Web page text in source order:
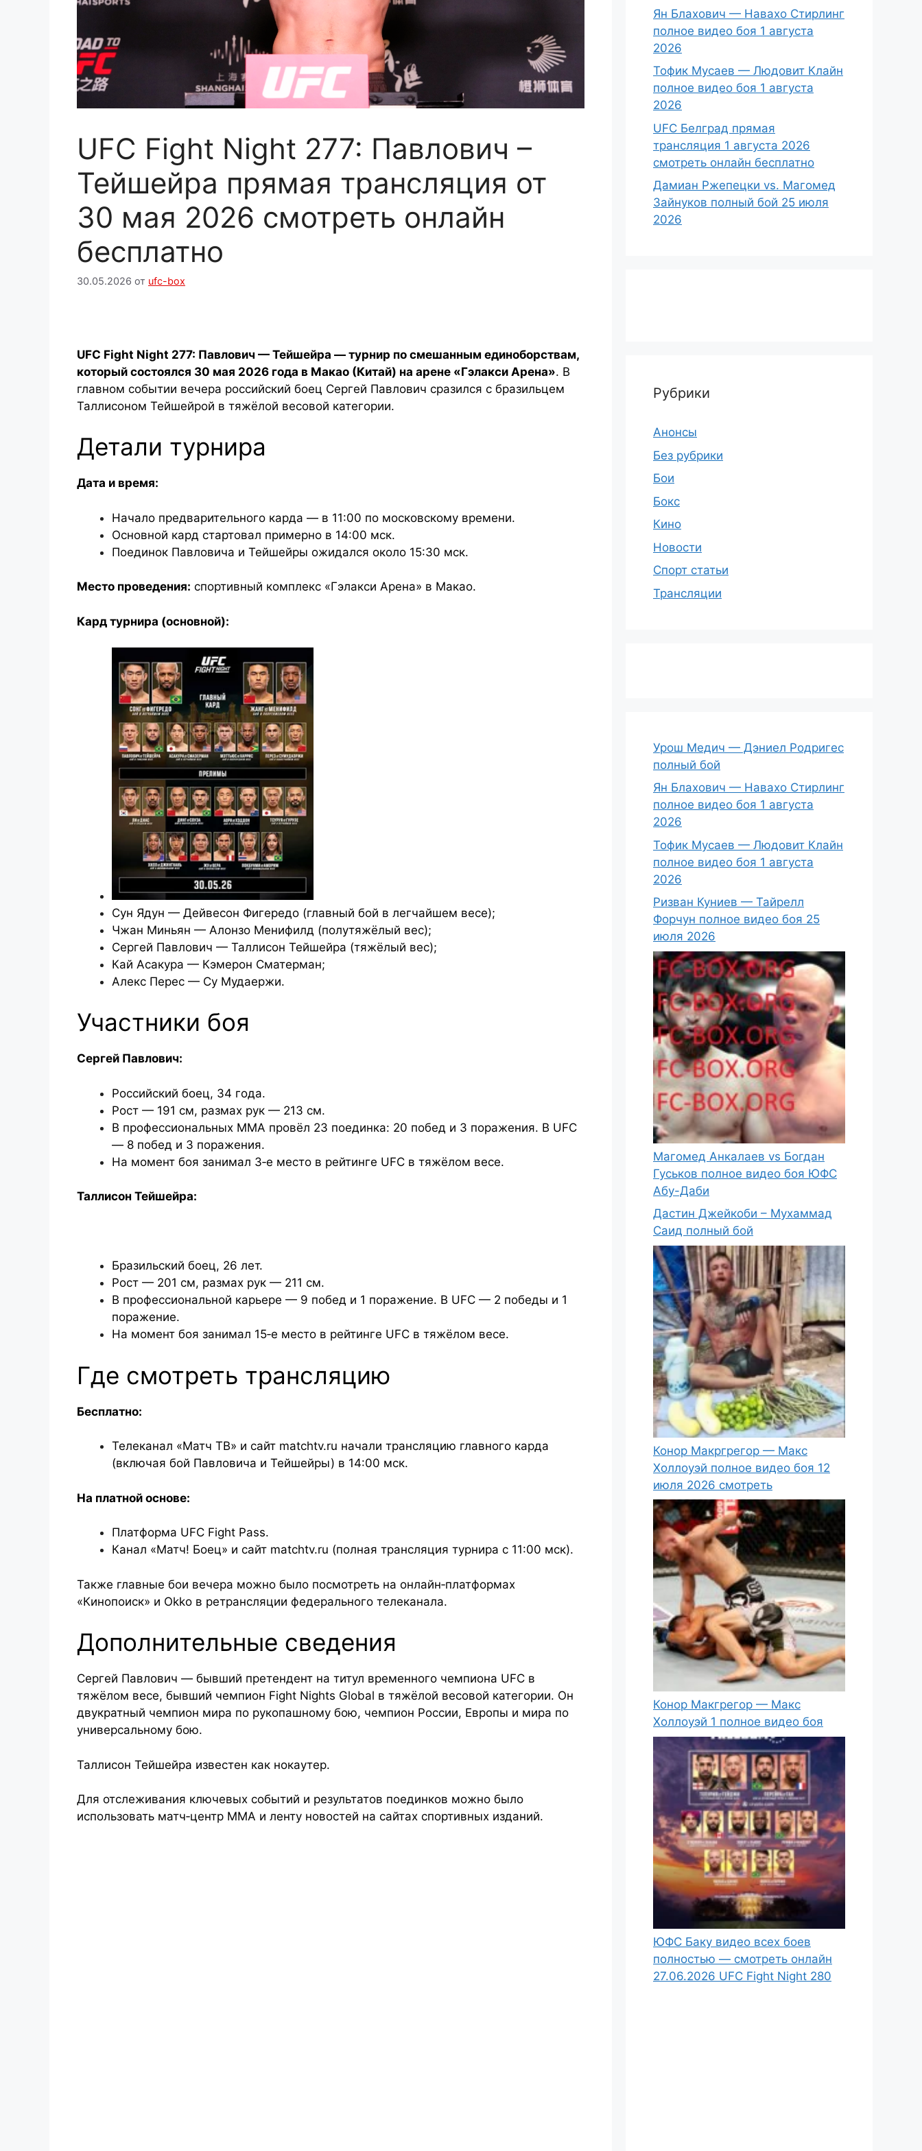
UFC Fight Night 277: Павлович –
Тейшейра прямая трансляция от
30 мая 2026 смотреть онлайн
бесплатно
30.05.2026 от ufc-box
UFC Fight Night 277: Павлович — Тейшейра — турнир по смешанным единоборствам,
который состоялся 30 мая 2026 года в Макао (Китай) на арене «Гэлакси Арена». В
главном событии вечера российский боец Сергей Павлович сразился с бразильцем
Таллисоном Тейшейрой в тяжёлой весовой категории.
Детали турнира
Дата и время:
Начало предварительного карда — в 11:00 по московскому времени.
Основной кард стартовал примерно в 14:00 мск.
Поединок Павловича и Тейшейры ожидался около 15:30 мск.
Место проведения: спортивный комплекс «Гэлакси Арена» в Макао.
Кард турнира (основной):
Сун Ядун — Дейвесон Фигередо (главный бой в легчайшем весе);
Чжан Миньян — Алонзо Менифилд (полутяжёлый вес);
Сергей Павлович — Таллисон Тейшейра (тяжёлый вес);
Кай Асакура — Кэмерон Сматерман;
Алекс Перес — Су Мудаержи.
Участники боя
Сергей Павлович:
Российский боец, 34 года.
Рост — 191 см, размах рук — 213 см.
В профессиональных ММА провёл 23 поединка: 20 побед и 3 поражения. В UFC
— 8 побед и 3 поражения.
На момент боя занимал 3‑е место в рейтинге UFC в тяжёлом весе.
Таллисон Тейшейра:
Бразильский боец, 26 лет.
Рост — 201 см, размах рук — 211 см.
В профессиональной карьере — 9 побед и 1 поражение. В UFC — 2 победы и 1
поражение.
На момент боя занимал 15‑е место в рейтинге UFC в тяжёлом весе.
Где смотреть трансляцию
Бесплатно:
Телеканал «Матч ТВ» и сайт matchtv.ru начали трансляцию главного карда
(включая бой Павловича и Тейшейры) в 14:00 мск.
На платной основе:
Платформа UFC Fight Pass.
Канал «Матч! Боец» и сайт matchtv.ru (полная трансляция турнира с 11:00 мск).
Также главные бои вечера можно было посмотреть на онлайн‑платформах
«Кинопоиск» и Okko в ретрансляции федерального телеканала.
Дополнительные сведения
Сергей Павлович — бывший претендент на титул временного чемпиона UFC в
тяжёлом весе, бывший чемпион Fight Nights Global в тяжёлой весовой категории. Он
двукратный чемпион мира по рукопашному бою, чемпион России, Европы и мира по
универсальному бою.
Таллисон Тейшейра известен как нокаутер.
Для отслеживания ключевых событий и результатов поединков можно было
использовать матч‑центр ММА и ленту новостей на сайтах спортивных изданий.
Ян Блахович — Навахо Стирлинг
полное видео боя 1 августа
2026
Тофик Мусаев — Людовит Клайн
полное видео боя 1 августа
2026
UFC Белград прямая
трансляция 1 августа 2026
смотреть онлайн бесплатно
Дамиан Ржепецки vs. Магомед
Зайнуков полный бой 25 июля
2026
Рубрики
Анонсы
Без рубрики
Бои
Бокс
Кино
Новости
Спорт статьи
Трансляции
Урош Медич — Дэниел Родригес
полный бой
Ян Блахович — Навахо Стирлинг
полное видео боя 1 августа
2026
Тофик Мусаев — Людовит Клайн
полное видео боя 1 августа
2026
Ризван Куниев — Тайрелл
Форчун полное видео боя 25
июля 2026
Магомед Анкалаев vs Богдан
Гуськов полное видео боя ЮФС
Абу-Даби
Дастин Джейкоби – Мухаммад
Саид полный бой
Конор Макргрегор — Макс
Холлоуэй полное видео боя 12
июля 2026 смотреть
Конор Макгрегор — Макс
Холлоуэй 1 полное видео боя
ЮФС Баку видео всех боев
полностью — смотреть онлайн
27.06.2026 UFC Fight Night 280